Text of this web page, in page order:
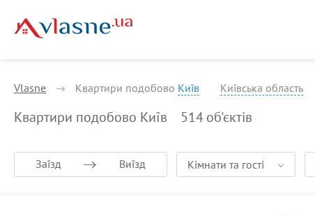
Vlasne Квартири подобово Київ Київська область
Квартири подобово Київ 514об'єктів
Заїзд Виїзд Кімнати та гості